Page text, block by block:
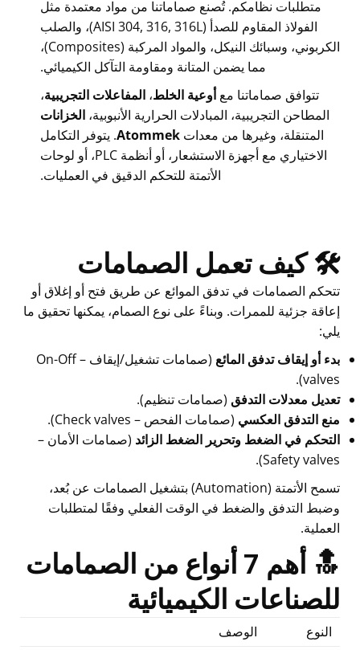
متطلبات نظامكم. تُصنع صماماتنا من مواد معتمدة مثل
الفولاذ المقاوم للصدأ (AISI 304, 316, 316L)، والصلب
الكربوني، وسبائك النيكل، والمواد المركبة (Composites)،
مما يضمن المتانة ومقاومة التآكل الكيميائي.
تتوافق صماماتنا معأوعية الخلط، المفاعلات التجريبية،
المطاحن التجريبية، المبادلات الحرارية الأنبوبية، الخزانات
المتنقلة، وغيرها من معدات Atommek. يتوفر التكامل
الاختياري مع أجهزة الاستشعار، أو أنظمة PLC، أو لوحات
الأتمتة للتحكم الدقيق في العمليات.
🛠️ كيف تعمل الصمامات
تتحكم الصمامات في تدفق الموائع عن طريق فتح أو إغلاق أو
إعاقة جزئية للممرات. وبناءً على نوع الصمام، يمكنها تحقيق ما
يلي:
بدء أو إيقاف تدفق المائع
(صمامات تشغيل/إيقاف – On-Off
valves).
تعديل معدلات التدفق (صمامات تنظيم).
منع التدفق العكسي (صمامات الفحص – Check valves).
التحكم في الضغط وتحرير الضغط الزائد (صمامات الأمان –
Safety valves).
تسمح الأتمتة (Automation) بتشغيل الصمامات عن بُعد،
وضبط التدفق والضغط في الوقت الفعلي وفقًا لمتطلبات
العملية.
🔝 أهم 7 أنواع من الصمامات
للصناعات الكيميائية
النوع
الوصف